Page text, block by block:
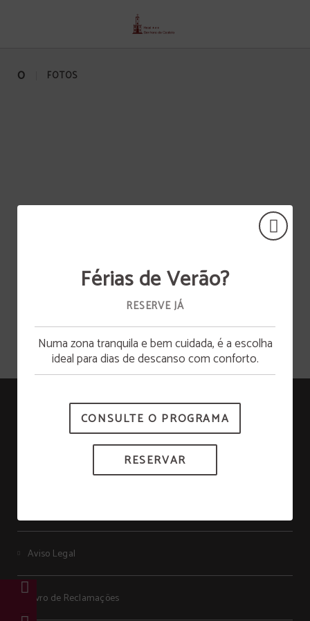
0 FOTOS
Senhora Do Castelo
Aviso Legal
Livro de Reclamações
Abertura da piscina
A piscina estará disponível a partir de 15 de junho.
Férias de Verão?
RESERVE JÁ
Numa zona tranquila e bem cuidada, é a escolha
ideal para dias de descanso com conforto.
CONSULTE O PROGRAMA
RESERVAR